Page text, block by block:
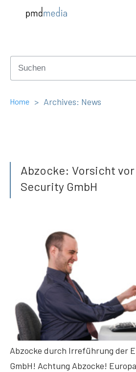
Home > Archives: News
Abzocke: Vorsicht vor
Security GmbH
Abzocke durch Irreführung der
GmbH! Achtung Abzocke!